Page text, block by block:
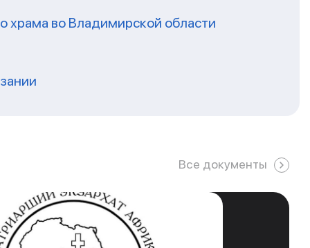
храма во Владимирской области
Все документы